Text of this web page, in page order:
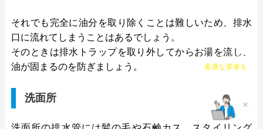
それでも完全に油分を取り除くことは難しいため、排水
口に流れてしまうことはあるでしょう。
そのときは排水トラップを取り外してからお湯を流し、
油が固まるのを防ぎましょう。
洗面所
×
チャット診断で
最適な業者を